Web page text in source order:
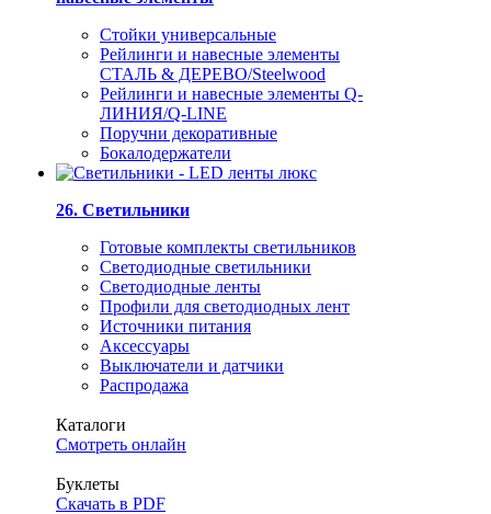
Стойки универсальные
Рейлинги и навесные элементы
СТАЛЬ & ДЕРЕВО/Steelwood
Рейлинги и навесные элементы Q-
ЛИНИЯ/Q-LINE
Поручни декоративные
Бокалодержатели
26. Светильники
Готовые комплекты светильников
Светодиодные светильники
Светодиодные ленты
Профили для светодиодных лент
Источники питания
Аксессуары
Выключатели и датчики
Распродажа
Каталоги
Смотреть онлайн
Буклеты
Скачать в PDF